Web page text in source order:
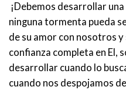
¡Debemos desarrollar
ninguna tormenta pueda
de su amor con nosotros
confianza completa en El,
desarrollar cuando lo
cuando nos despojamos